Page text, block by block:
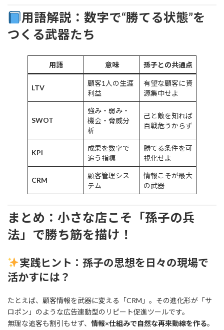
用語解説：数字で“勝てる状態”を
つくる武器たち
用語 意味 孫子との共通点
LTV
顧客1人の生涯
利益
有望な顧客に資
源集中せよ
SWOT
強み・弱み・
機会・脅威分
析
己と敵を知れば
百戦危うからず
KPI
成果を数字で
追う指標
勝てる条件を可
視化せよ
CRM
顧客管理シス
テム
情報こそが最大
の武器
まとめ：小さな店こそ「孫子の兵
法」で勝ち筋を描け！
実践ヒント：孫子の思想を日々の現場で
活かすには？
たとえば、顧客情報を武器に変える「CRM」。その進化形が「サ
ロポン」のような広告連動型のリピート促進ツールです。
無理な追客も割引もせず、 情報×仕組みで自然な再来動線を作る。